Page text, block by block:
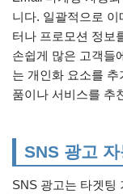
니다. 일괄적으로
터나 프로모션 정보
손쉽게 많은 고객들
는 개인화 요소를
품이나 서비스를 추
SNS 광고 자
SNS 광고는 타겟팅